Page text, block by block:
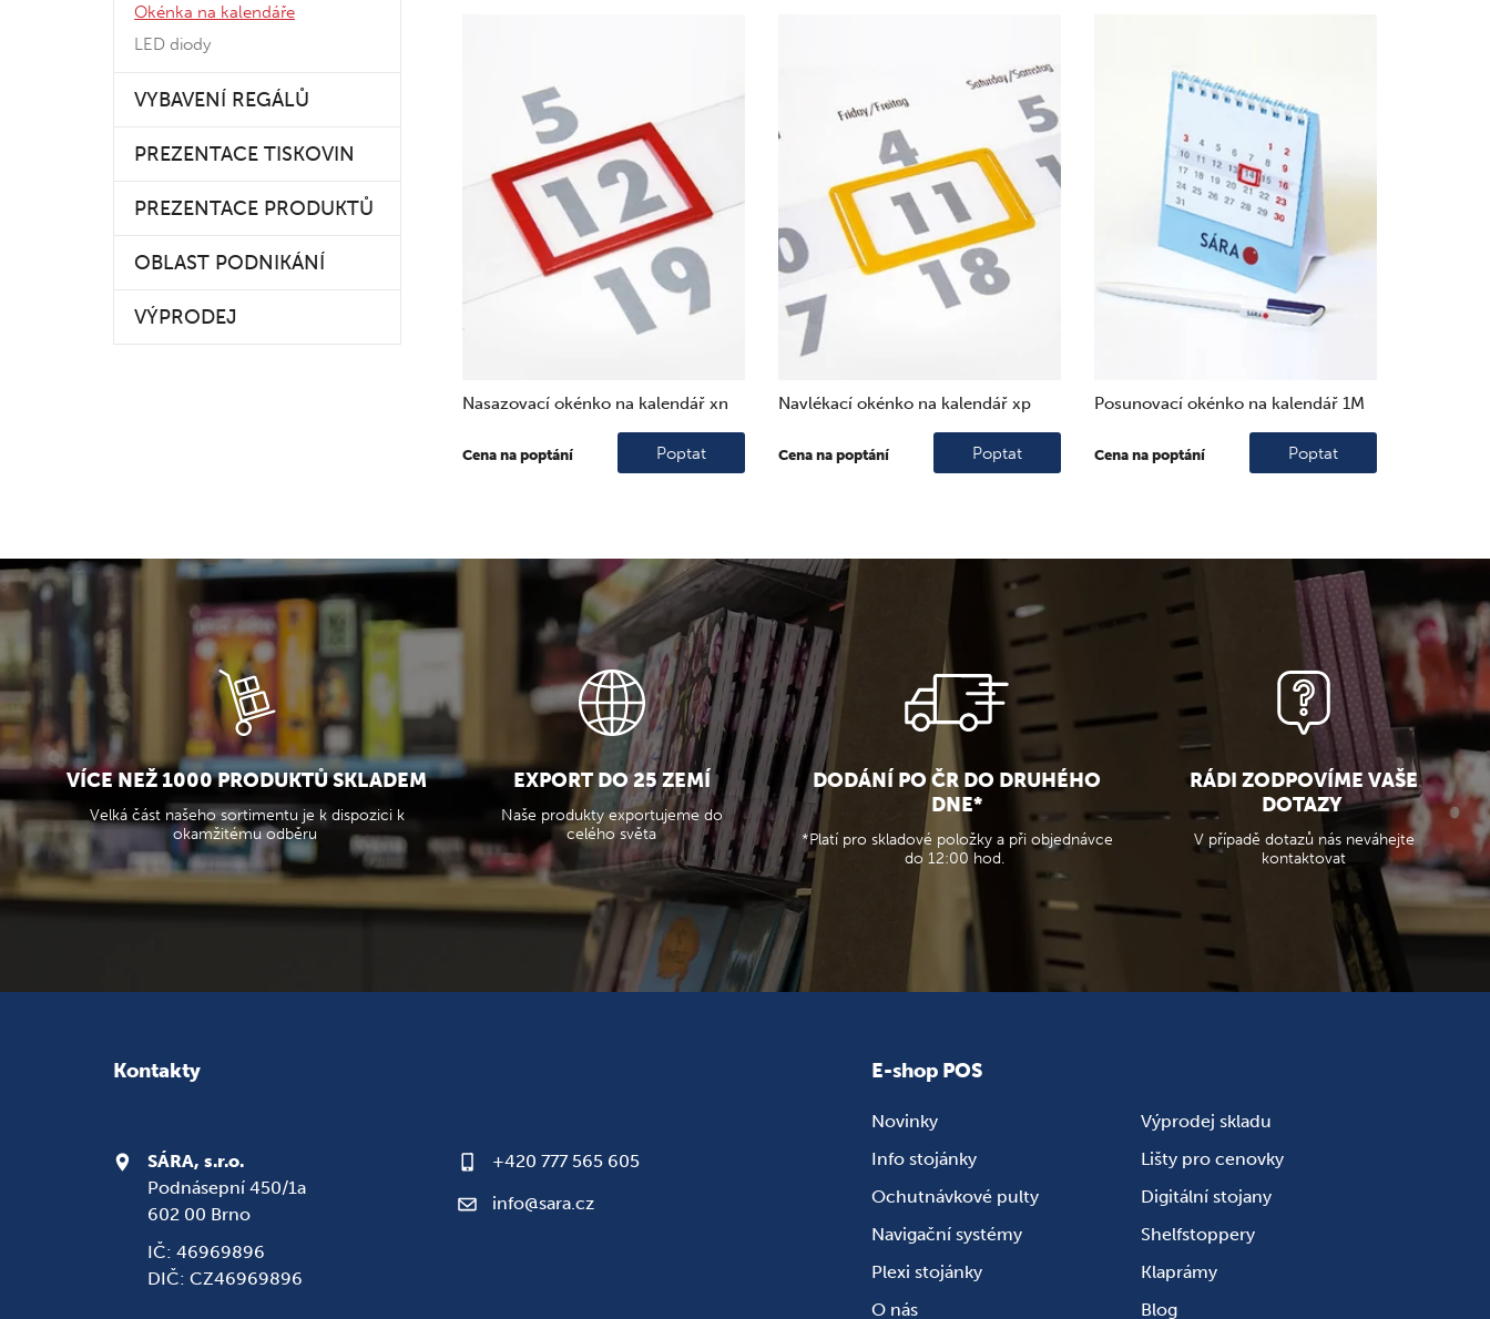
Okénka na kalendáře
LED diody
VYBAVENÍ REGÁLŮ
PREZENTACE TISKOVIN
PREZENTACE PRODUKTŮ
OBLAST PODNIKÁNÍ
VÝPRODEJ
Nasazovací okénko na kalendář xn
Cena na poptání Poptat
Navlékací okénko na kalendář xp
Cena na poptání Poptat
Posunovací okénko na kalendář 1M
Cena na poptání Poptat
VÍCE NEŽ 1000 PRODUKTŮ SKLADEM
Velká část našeho sortimentu je k dispozici k
okamžitému odběru
EXPORT DO 25 ZEMÍ
Naše produkty exportujeme do
celého světa
DODÁNÍ PO ČR DO DRUHÉHO
DNE*
*Platí pro skladové položky a při objednávce
do 12:00 hod.
RÁDI ZODPOVÍME VAŠE
DOTAZY
V případě dotazů nás neváhejte
kontaktovat
Kontakty
SÁRA, s.r.o.
Podnásepní 450/1a
602 00 Brno
IČ: 46969896
DIČ: CZ46969896
+420 777 565 605
info@sara.cz
E-shop POS
Novinky
Výprodej skladu
Info stojánky
Lišty pro cenovky
Ochutnávkové pulty
Digitální stojany
Navigační systémy
Shelfstoppery
Plexi stojánky
Klaprámy
O nás
Blog